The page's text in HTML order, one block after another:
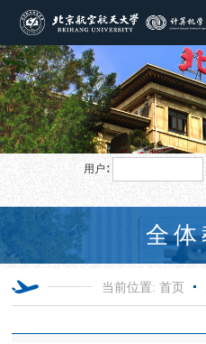
用户∶
全体
当前位置:首页